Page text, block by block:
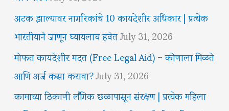
अटक झाल्यावर नागरिकांचे 10 कायदेशीर अधिकार | प्रत्येक
भारतीयाने जाणून घ्यायलाच हवेतJuly 31, 2026
मोफत कायदेशीर मदत (Free Legal Aid) – कोणाला मिळते
आणि अर्ज कसा करावा?July 31, 2026
कामाच्या ठिकाणी लैंगिक छळापासून संरक्षण | प्रत्येक महिला